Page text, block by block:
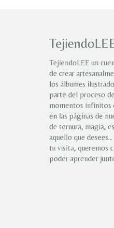
TejiendoLEE un
de crear
los álbumes
parte del proceso
momentos
en las páginas de
de ternura, magia,
aquello que
tu visita, queremos
poder aprender